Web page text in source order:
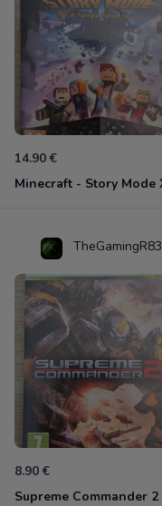
14.90 €
TheGamingR83
8.90 €